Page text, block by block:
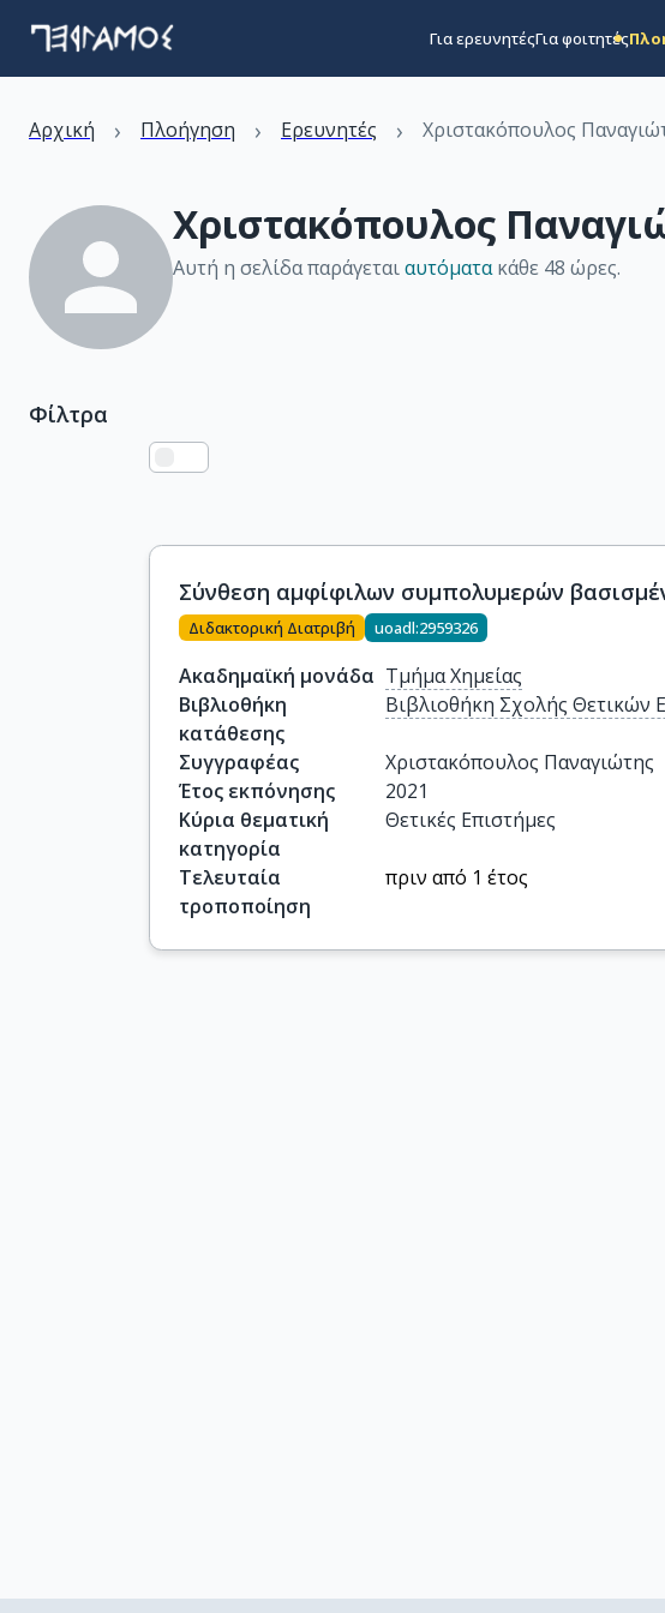
Για ερευνητέςΓια φοιτητές
Αρχική › Πλοήγηση › Ερευνητές › Χριστακόπουλος
Χριστακόπουλος
Αυτή η σελίδα παράγεταιαυτόματακάθε 48 ώρες.
Φίλτρα
Σύνθεση αμφίφιλων συμπολυμερών
Διδακτορική Διατριβή uoadl:2959326
Ακαδημαϊκή μονάδα Τμήμα Χημείας
Βιβλιοθήκη
κατάθεσης
Βιβλιοθήκη Σχολής Θετικών
Συγγραφέας
Χριστακόπουλος Παναγιώτης
Έτος εκπόνησης
2021
Κύρια θεματική
κατηγορία
Θετικές Επιστήμες
Τελευταία
τροποποίηση
πριν από 1 έτος